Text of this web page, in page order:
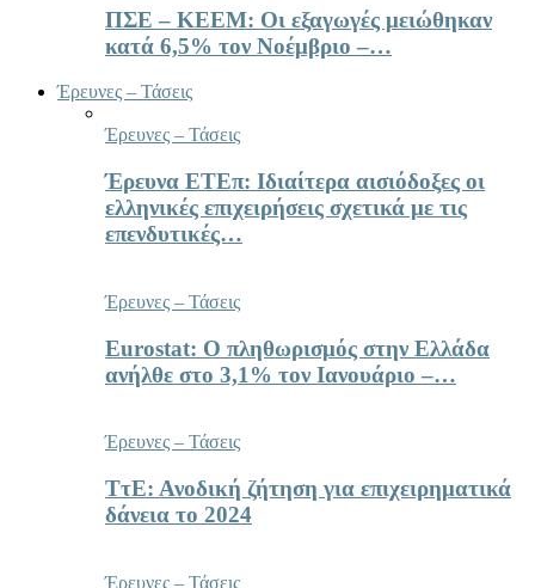
ΠΣΕ – ΚΕΕΜ: Οι εξαγωγές μειώθηκαν
κατά 6,5% τον Νοέμβριο –…
Έρευνες – Τάσεις
Έρευνες – Τάσεις
Έρευνα ΕΤΕπ: Ιδιαίτερα αισιόδοξες οι
ελληνικές επιχειρήσεις σχετικά με τις
επενδυτικές…
Έρευνες – Τάσεις
Eurostat: Ο πληθωρισμός στην Ελλάδα
ανήλθε στο 3,1% τον Ιανουάριο –…
Έρευνες – Τάσεις
ΤτΕ: Ανοδική ζήτηση για επιχειρηματικά
δάνεια το 2024
Έρευνες – Τάσεις